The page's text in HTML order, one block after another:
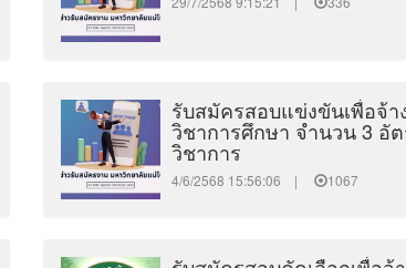
รับสมัครสอบแข่งขันเพื่อจ้
วิชาการศึกษา จำนวน 3 อั
วิชาการ
4/6/2568 15:56:06 | 1067